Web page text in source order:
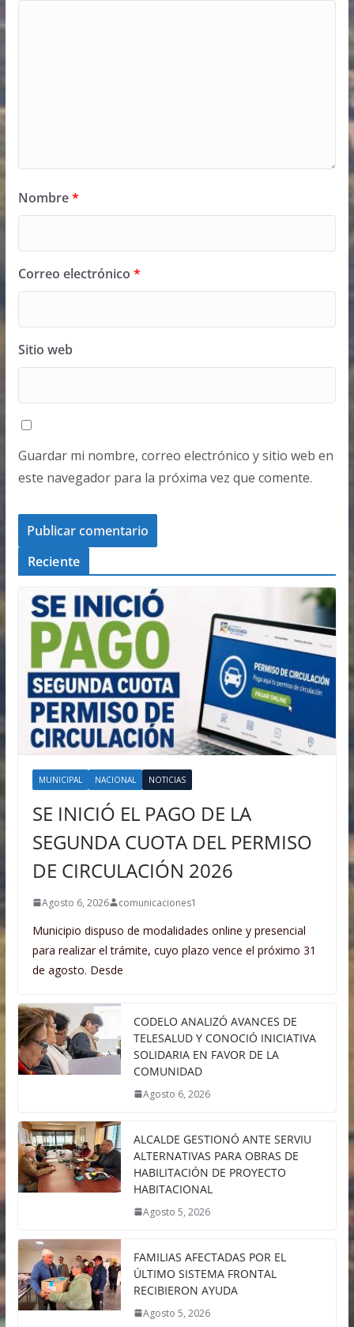
Nombre*
Correo electrónico *
Sitio web
Guardar mi nombre, correo electrónico y sitio web en
este navegador para la próxima vez que comente.
Reciente
MUNICIPAL NACIONAL NOTICIAS
SE INICIÓ EL PAGO DE LA
SEGUNDA CUOTA DEL PERMISO
DE CIRCULACIÓN 2026
Agosto 6, 2026 comunicaciones1
Municipio dispuso de modalidades online y presencial
para realizar el trámite, cuyo plazo vence el próximo 31
de agosto. Desde
CODELO ANALIZÓ AVANCES DE
TELESALUD Y CONOCIÓ INICIATIVA
SOLIDARIA EN FAVOR DE LA
COMUNIDAD
Agosto 6, 2026
ALCALDE GESTIONÓ ANTE SERVIU
ALTERNATIVAS PARA OBRAS DE
HABILITACIÓN DE PROYECTO
HABITACIONAL
Agosto 5, 2026
FAMILIAS AFECTADAS POR EL
ÚLTIMO SISTEMA FRONTAL
RECIBIERON AYUDA
Agosto 5, 2026